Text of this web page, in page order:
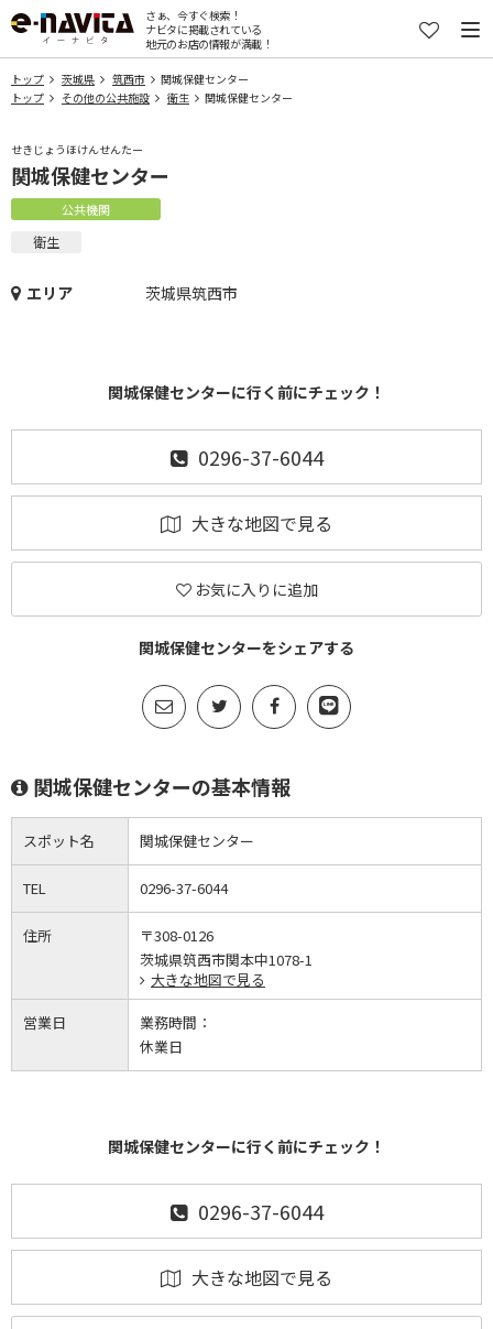
さぁ、今すぐ検索！
ナビタに掲載されている
地元のお店の情報が満載！
トップ 茨城県 筑西市
関城保健センター
トップ
その他の公共施設 衛生 関城保健センター
せきじょうほけんせんたー
関城保健センター
公共機関
衛生
エリア 茨城県筑西市
関城保健センターに行く前にチェック！
0296-37-6044
大きな地図で見る
お気に入りに追加
関城保健センターをシェアする
関城保健センターの基本情報
スポット名 関城保健センター
TEL 0296-37-6044
住所
〒308-0126
茨城県筑西市関本中1078-1
大きな地図で見る
営業日
業務時間：
休業日
関城保健センターに行く前にチェック！
0296-37-6044
大きな地図で見る